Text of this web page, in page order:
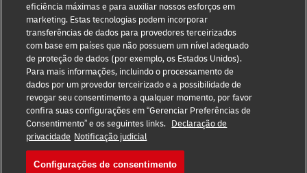
Envio com DHL
Dicas de logística
Notícias e Insights
Impostos e Alfândega
Aviso legal
Termos de Uso
Privacidade
Configurações de cookies
Siga-nos
eficiência máximas e para auxiliar nossos esforços em
marketing. Estas tecnologias podem incorporar
transferências de dados para provedores terceirizados
com base em países que não possuem um nível adequado
de proteção de dados (por exemplo, os Estados Unidos).
Para mais informações, incluindo o processamento de
dados por um provedor terceirizado e a possibilidade de
revogar seu consentimento a qualquer momento, por favor
confira suas configurações em “Gerenciar Preferências de
Consentimento” e os seguintes links. Declaração de
privacidade Notificação judicial
Configurações de consentimento